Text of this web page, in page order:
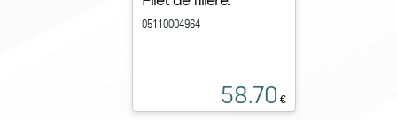
05110004964
58.70 €